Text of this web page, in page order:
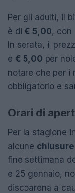
Per gli adulti, il
è di € 5,00, con
In serata, il
e € 5,00 per
notare che per i
obbligatorio e
Orari di
Per la stagione
alcune
fine settimana
e 25 gennaio,
discoarena a